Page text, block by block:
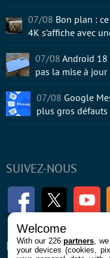
SUIVEZ-NOUS
FacebookTwitter
ENTREPRISE
07/08 Bon plan :
4K s’affiche avec
07/08 Android 18
pas la mise à jour
07/08 Google
plus gros défauts
Welcome
With our 226partners ,
your devices (cookies,